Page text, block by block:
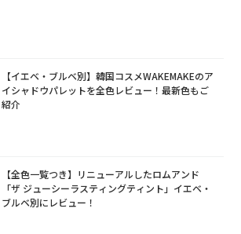
【イエベ・ブルベ別】韓国コスメWAKEMAKEのア
イシャドウパレットを全色レビュー！最新色もご
紹介
【全色一覧つき】リニューアルしたロムアンド
「ザ ジューシーラスティングティント」イエベ・
ブルベ別にレビュー！